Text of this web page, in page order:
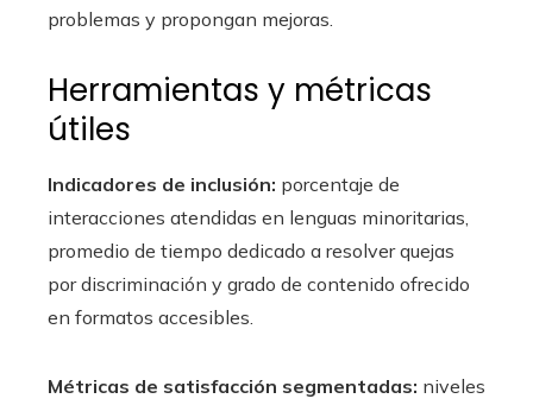
problemas y propongan mejoras.
Herramientas y métricas
útiles
Indicadores de inclusión: porcentaje de
interacciones atendidas en lenguas minoritarias,
promedio de tiempo dedicado a resolver quejas
por discriminación y grado de contenido ofrecido
en formatos accesibles.
Métricas de satisfacción segmentadas: niveles